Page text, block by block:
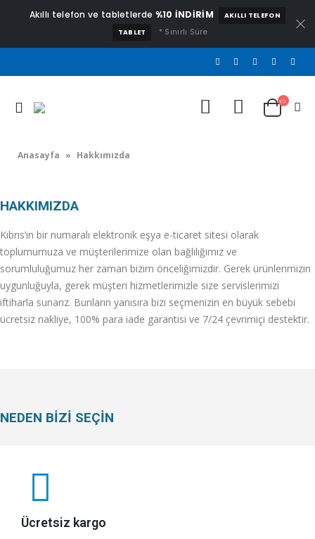
Akıllı telefon ve tabletlerde %10 İNDİRİM
AKILLI TELEFON
TABLET
* Sınırlı Süre
Anasayfa » Hakkımızda
HAKKIMIZDA
Kıbrıs’ın bir numaralı elektronik eşya e-ticaret sitesi olarak
toplumumuza ve müşterilerimize olan bağlılığımız ve
sorumluluğumuz her zaman bizim önceliğimizdir. Gerek ürünlerimizin
uygunluğuyla, gerek müşteri hizmetlerimizle size servislerimizi
iftiharla sunarız. Bunların yanısıra bizi seçmenizin en büyük sebebi
ücretsiz nakliye, 100% para iade garantisi ve 7/24 çevrimiçi destektir.
NEDEN BİZİ SEÇİN
Ücretsiz kargo